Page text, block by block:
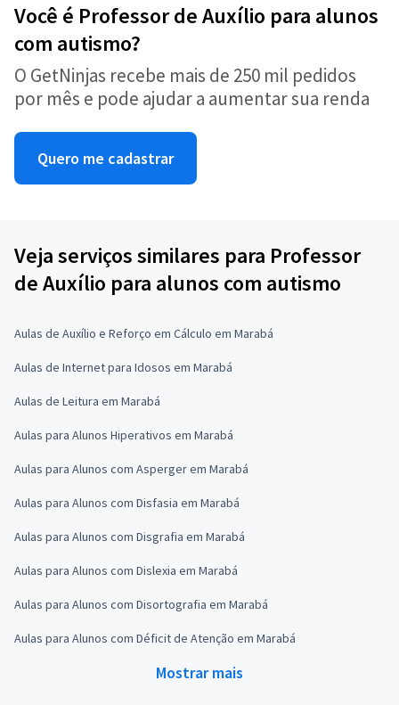
Você é Professor de Auxílio para alunos
com autismo?
O GetNinjas recebe mais de 250 mil pedidos
por mês e pode ajudar a aumentar sua renda
Quero me cadastrar
Veja serviços similares para Professor
de Auxílio para alunos com autismo
Aulas de Auxílio e Reforço em Cálculo em Marabá
Aulas de Internet para Idosos em Marabá
Aulas de Leitura em Marabá
Aulas para Alunos Hiperativos em Marabá
Aulas para Alunos com Asperger em Marabá
Aulas para Alunos com Disfasia em Marabá
Aulas para Alunos com Disgrafia em Marabá
Aulas para Alunos com Dislexia em Marabá
Aulas para Alunos com Disortografia em Marabá
Aulas para Alunos com Déficit de Atenção em Marabá
Mostrar mais